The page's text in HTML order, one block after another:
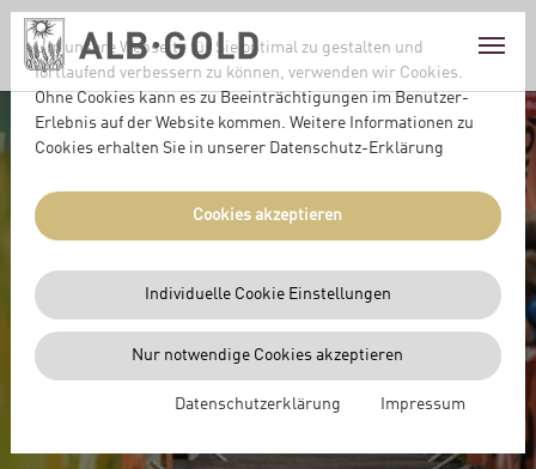
Um unsere Webseite für Sie optimal zu gestalten und
fortlaufend verbessern zu können, verwenden wir Cookies.
Ohne Cookies kann es zu Beeinträchtigungen im Benutzer-
Erlebnis auf der Website kommen. Weitere Informationen zu
Cookies erhalten Sie in unserer Datenschutz-Erklärung
Cookies akzeptieren
Individuelle Cookie Einstellungen
Nur notwendige Cookies akzeptieren
Datenschutzerklärung Impressum
Skip to main content
Skip to page footer
GEMEINSAM ANS ZIEL
MIT SPÄTZLE-POWER